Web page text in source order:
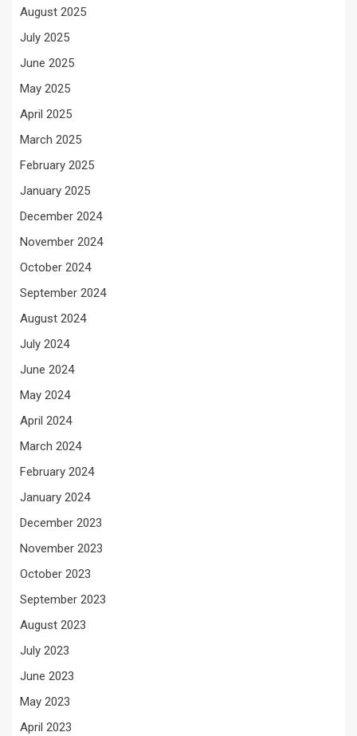
August 2025
July 2025
June 2025
May 2025
April 2025
March 2025
February 2025
January 2025
December 2024
November 2024
October 2024
September 2024
August 2024
July 2024
June 2024
May 2024
April 2024
March 2024
February 2024
January 2024
December 2023
November 2023
October 2023
September 2023
August 2023
July 2023
June 2023
May 2023
April 2023